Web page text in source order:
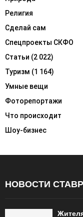
Религия
Сделай сам
Спецпроекты СКФО
Статьи (2 022)
Туризм (1 164)
Умные вещи
Фоторепортажи
Что происходит
Шоу-бизнес
НОВОСТИ